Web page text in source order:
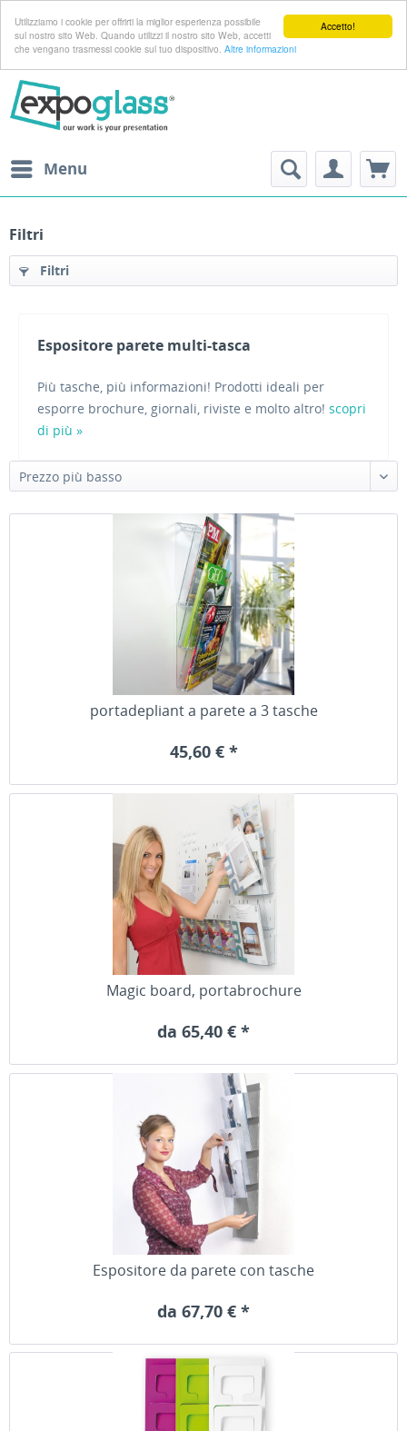
Accetto!
Utilizziamo i cookie per offrirti la miglior esperienza possibile
sul nostro sito Web. Quando utilizzi il nostro sito Web, accetti
che vengano trasmessi cookie sul tuo dispositivo. Altre informazioni
Menu
Filtri
Filtri
Espositore parete multi-tasca
Più tasche, più informazioni! Prodotti ideali per
esporre brochure, giornali, riviste e molto altro! scopri
di più »
Prezzo più basso
portadepliant a parete a 3 tasche
45,60 € *
Magic board, portabrochure
da 65,40 € *
Espositore da parete con tasche
da 67,70 € *